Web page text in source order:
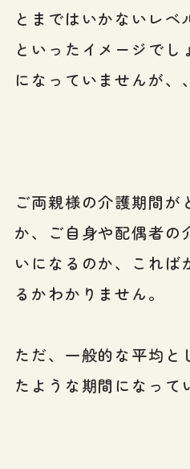
とまではいかないレベ
といったイメージでし
になっていませんが、
ご両親様の介護期間が
か、ご自身や配偶者の
いになるのか、これば
るかわかりません。
ただ、一般的な平均と
たような期間になって